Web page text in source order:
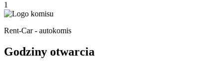
1
Rent-Car - autokomis
Godziny otwarcia